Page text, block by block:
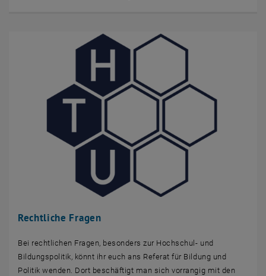
Rechtliche Fragen
Bei rechtlichen Fragen, besonders zur Hochschul- und
Bildungspolitik, könnt ihr euch ans Referat für Bildung und
Politik wenden. Dort beschäftigt man sich vorrangig mit den